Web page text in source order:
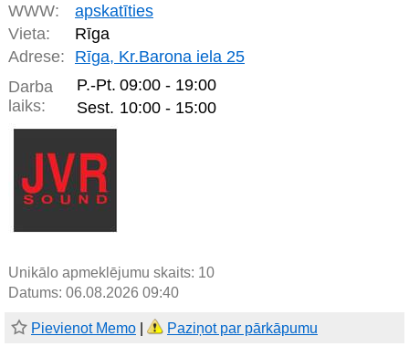
WWW:
apskatīties
Vieta:
Rīga
Adrese:
Rīga, Kr.Barona iela 25
Darba
laiks:
P.-Pt. 09:00 - 19:00
Sest. 10:00 - 15:00
Unikālo apmeklējumu skaits: 10
Datums: 06.08.2026 09:40
Pievienot Memo Paziņot par pārkāpumu